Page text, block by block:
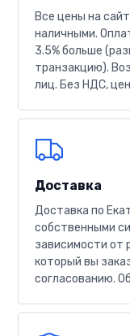
Все цены на
наличными.
3.5% больше
транзакцию).
лиц. Без НДС,
Доставка
Доставка по
собственными
зависимости от
который вы
согласованию.